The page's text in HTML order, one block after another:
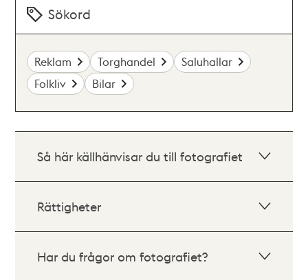
Sökord
Reklam Torghandel
Saluhallar
Folkliv
Bilar
Så här källhänvisar du till fotografiet
Rättigheter
Har du frågor om fotografiet?